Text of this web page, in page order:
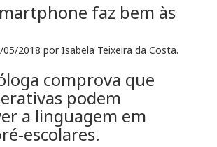
faz bem às
05/2018 porIsabela Teixeira da Costa.
comprova que
podem
a linguagem em
escolares.